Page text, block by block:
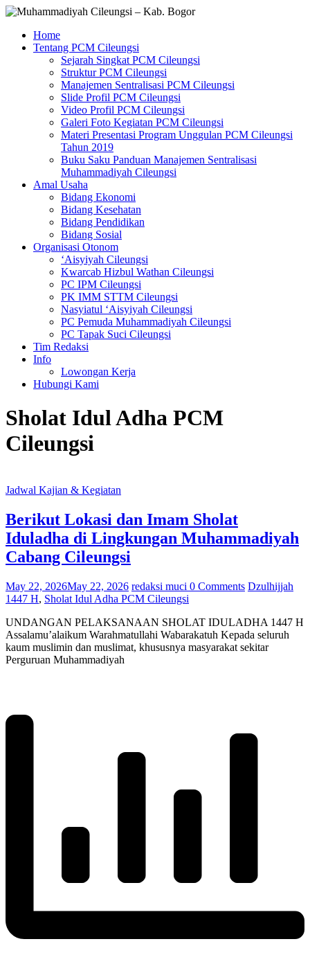
Skip
content
Cileungsi
Muhammadiyah
Home
Tentang PCM Cileungsi
Sejarah Singkat PCM Cileungsi
Struktur PCM Cileungsi
Manajemen Sentralisasi PCM Cileungsi
Slide Profil PCM Cileungsi
Video Profil PCM Cileungsi
Galeri Foto Kegiatan PCM Cileungsi
Materi Presentasi Program Unggulan PCM Cileungsi
Tahun 2019
Buku Saku Panduan Manajemen Sentralisasi
Muhammadiyah Cileungsi
Amal Usaha
Bidang Ekonomi
Bidang Kesehatan
Bidang Pendidikan
Bidang Sosial
Organisasi Otonom
‘Aisyiyah Cileungsi
Kwarcab Hizbul Wathan Cileungsi
PC IPM Cileungsi
PK IMM STTM Cileungsi
Nasyiatul ‘Aisyiyah Cileungsi
PC Pemuda Muhammadiyah Cileungsi
PC Tapak Suci Cileungsi
Tim Redaksi
Info
Lowongan Kerja
Hubungi Kami
Sholat Idul Adha PCM
Cileungsi
Jadwal Kajian & Kegiatan
Berikut Lokasi dan Imam Sholat
Iduladha di Lingkungan Muhammadiyah
Cabang Cileungsi
May 22, 2026May 22, 2026 redaksi muci 0 Comments Dzulhijjah
1447 H, Sholat Idul Adha PCM Cileungsi
UNDANGAN PELAKSANAAN SHOLAT IDULADHA 1447 H
Assalamu’alaikum Warahmatullahi Wabarakatuh Kepada seluruh
kaum muslimin dan muslimat, khususnya masyarakat sekitar
Perguruan Muhammadiyah